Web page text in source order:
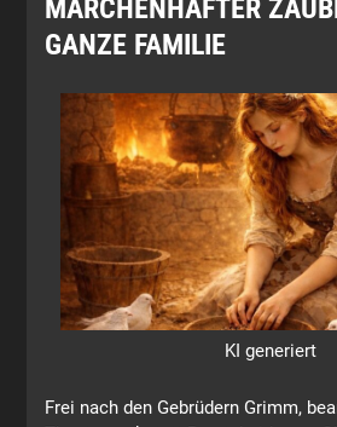
MÄRCHENHAFTER
GANZE FAMILIE
KI generiert
Frei nach den Gebrüdern Grimm,